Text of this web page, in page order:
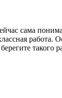
сама
работа.